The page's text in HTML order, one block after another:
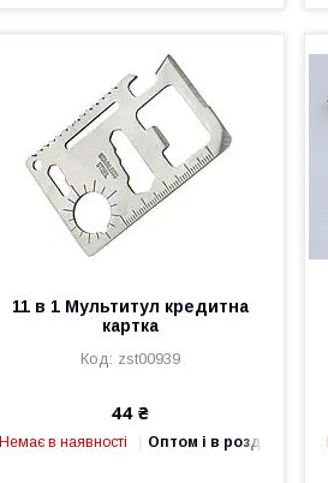
11 в 1 Мультитул кредитна
картка
zst00939
44 ₴
Немає в наявності Оптом і в роздріб